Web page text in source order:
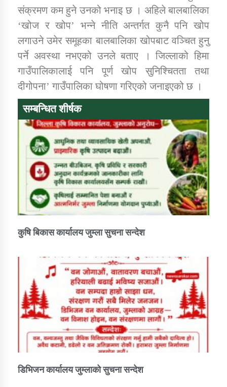
संक्रमण कम हुने उनको भनाइ छ । अहिले बालबालिका
‘खोज र खोप’ भन्ने नीति अन्तर्गत कुनै पनि खोप
लगाउने उमेर समूहका बालबालिका खोपबाट वञ्चित हुनु
पर्ने अवस्था नभएको उनले बताए । जिल्लाको हिमा
गाउँपालिकालाई पनि पूर्ण खोप सुनिश्चितता तथा
दीगोपना’ गाउँपालिका घोषणा गरिएको जनाइएको छ ।
सम्बन्धित शीर्षक
कुषि बिकास कार्यालय जुम्ला सुचना सन्देश
डिभिजन कार्यालय जुम्लाको सुचना सन्देश